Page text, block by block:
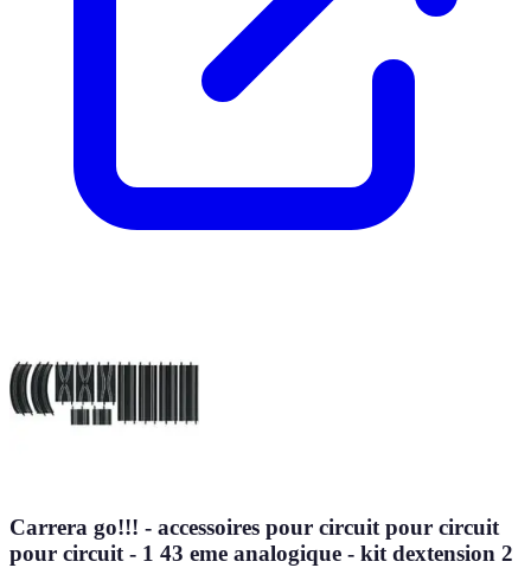
Carrera go!!! - accessoires pour circuit pour circuit
pour circuit - 1 43 eme analogique - kit dextension 2